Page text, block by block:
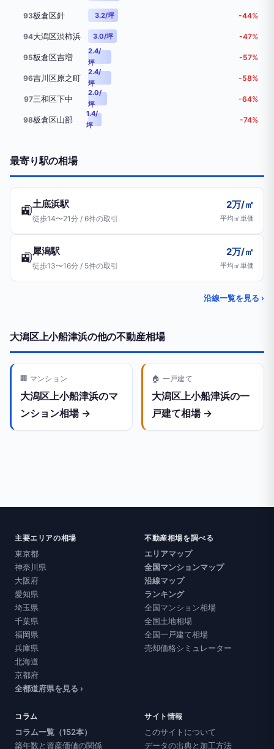
93板倉区針 3.2/坪 -44%
94大潟区渋柿浜 3.0/坪 -47%
95板倉区吉増
2.4/
坪
-57%
96吉川区原之町
2.4/
坪
-58%
97三和区下中
2.0/
坪
-64%
98板倉区山部
1.4/
坪
-74%
最寄り駅の相場
🚉土底浜駅
徒歩14〜21分 / 6件の取引
2万/㎡
平均㎡単価
🚉犀潟駅
徒歩13〜16分 / 5件の取引
2万/㎡
平均㎡単価
沿線一覧を見る ›
大潟区上小船津浜の他の不動産相場
🏢 マンション
大潟区上小船津浜のマ
ンション相場 →
🏠 一戸建て
大潟区上小船津浜の一
戸建て相場 →
主要エリアの相場
東京都
神奈川県
大阪府
愛知県
埼玉県
千葉県
福岡県
兵庫県
北海道
京都府
全都道府県を見る ›
不動産相場を調べる
エリアマップ
全国マンションマップ
沿線マップ
ランキング
全国マンション相場
全国土地相場
全国一戸建て相場
売却価格シミュレーター
コラム
コラム一覧（152本）
築年数と資産価値の関係
サイト情報
このサイトについて
データの出典と加工方法